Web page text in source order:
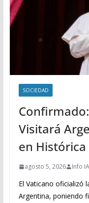
SOCIEDAD
Visitará
en
agosto 5, 2026 Info IA
El Vaticano oficializó
Argentina, poniendo